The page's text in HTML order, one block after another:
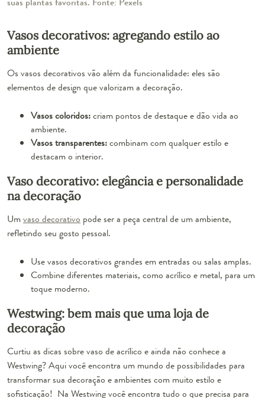
Vasos decorativos: agregando estilo ao
ambiente
Os vasos decorativos vão além da funcionalidade: eles são
elementos de design que valorizam a decoração.
Vasos coloridos:criam pontos de destaque e dão vida ao
ambiente.
Vasos transparentes:combinam com qualquer estilo e
destacam o interior.
Vaso decorativo: elegância e personalidade
na decoração
Umvaso decorativo pode ser a peça central de um ambiente,
refletindo seu gosto pessoal.
Use vasos decorativos grandes em entradas ou salas amplas.
Combine diferentes materiais, como acrílico e metal, para um
toque moderno.
Westwing: bem mais que uma loja de
decoração
Curtiu as dicas sobre vaso de acrílico e ainda não conhece a
Westwing? Aqui você encontra um mundo de possibilidades para
transformar sua decoração e ambientes com muito estilo e
sofisticação! Na Westwing você encontra tudo o que precisa para